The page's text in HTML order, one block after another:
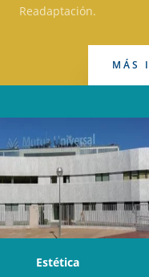
Readaptación.
MÁS
Estética